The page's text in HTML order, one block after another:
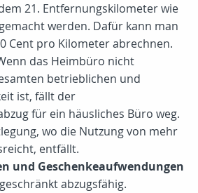
21. Entfernungskilometer wie
werden. Dafür kann man
Cent pro Kilometer abrechnen.
das Heimbüro nicht
betrieblichen und
ist, fällt der
für ein häusliches Büro weg.
wo die Nutzung von mehr
entfällt.
und Geschenkeaufwendungen
abzugsfähig.